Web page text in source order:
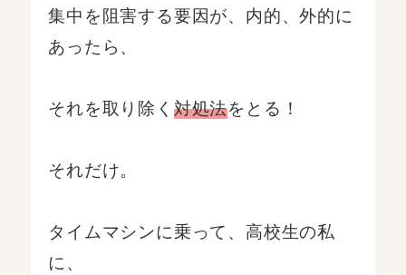
集中を阻害する要因が、内的、外的に
あったら、
それを取り除く 対処法をとる！
それだけ。
タイムマシンに乗って、高校生の私
に、